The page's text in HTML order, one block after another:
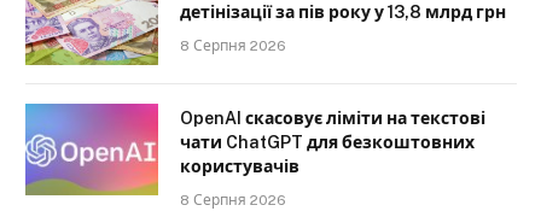
детінізації за пів року у 13,8 млрд грн
8 Серпня 2026
OpenAI скасовує ліміти на текстові
чати ChatGPT для безкоштовних
користувачів
8 Серпня 2026